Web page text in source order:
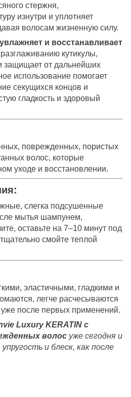
стержня,
изнутри и уплотняет
волосам жизненную силу.
и восстанавливает
разглаживанию кутикулы,
защищает от дальнейших
использование помогает
секущихся концов и
гладкость и здоровый
поврежденных, пористых
волос, которые
уходе и восстановлении.
слегка подсушенные
мытья шампунем,
оставьте на 7–10 минут под
смойте теплой
эластичными, гладкими и
легче расчесываются
после первых применений.
Luxury KERATIN с
волос уже сегодня и
и блеск, как после